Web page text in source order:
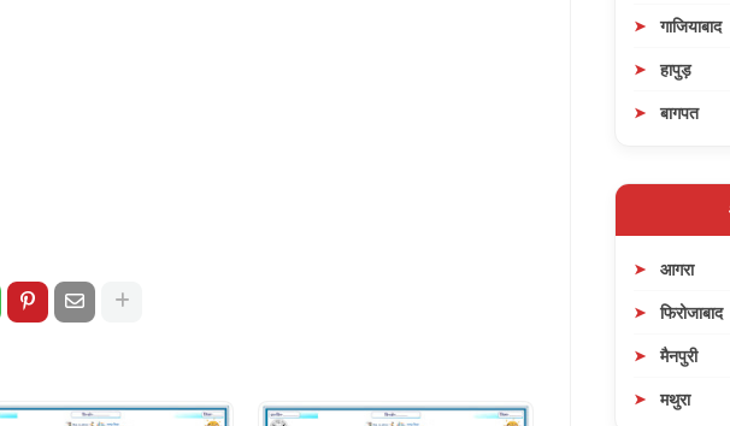
गाजियाबाद
हापुड़
बागपत
आगरा
फिरोजाबाद
मैनपुरी
मथुरा